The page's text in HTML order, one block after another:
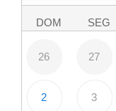
DOM SEG
26 27
2 3